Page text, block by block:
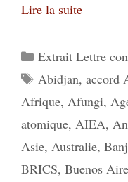
Lire la suite
Catégories
Extrait Lettre
Étiquettes
Abidjan, accord
Afrique, Afungi,
atomique, AIEA,
Asie, Australie,
BRICS, Buenos